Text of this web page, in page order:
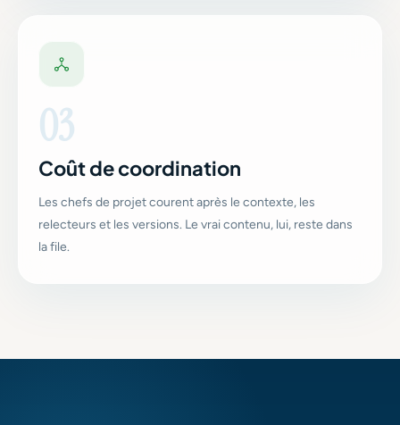
03
Coût de coordination
Les chefs de projet courent après le contexte, les
relecteurs et les versions. Le vrai contenu, lui, reste dans
la file.